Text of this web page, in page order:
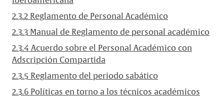
2.3.2 Reglamento de Personal Académico
2.3.3 Manual de Reglamento de personal académico
2.3.4 Acuerdo sobre el Personal Académico con
Adscripción Compartida
2.3.5 Reglamento del periodo sabático
2.3.6 Políticas en torno a los técnicos académicos